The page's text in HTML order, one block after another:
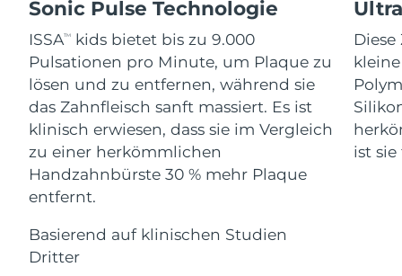
Sonic Pulse Technologie
ISSATM
kids bietet bis zu 9.000
Pulsationen pro Minute, um Plaque zu
lösen und zu entfernen, während sie
das Zahnfleisch sanft massiert. Es ist
klinisch erwiesen, dass sie im Vergleich
zu einer herkömmlichen
Handzahnbürste 30 % mehr Plaque
entfernt.
Basierend auf klinischen Studien
Dritter
ist
For healthy hair
18% PAP
Kaufe alles
ÜBER
Gibraltar
Erwartete Lieferung
Griechenland
Erwartete Lieferung
12/08/2026
Sonderverwaltungsregion
Hongkong
Erwartete Lieferung
13/08/2026
Ungarn
Erwartete Lieferung
Island
Erwartete Lieferung